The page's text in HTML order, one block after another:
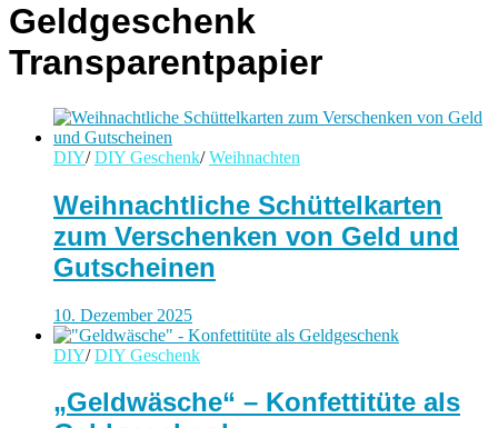
Geldgeschenk
Transparentpapier
DIY/ DIY Geschenk/ Weihnachten
Weihnachtliche Schüttelkarten
zum Verschenken von Geld und
Gutscheinen
10. Dezember 2025
DIY/ DIY Geschenk
„Geldwäsche“ – Konfettitüte als